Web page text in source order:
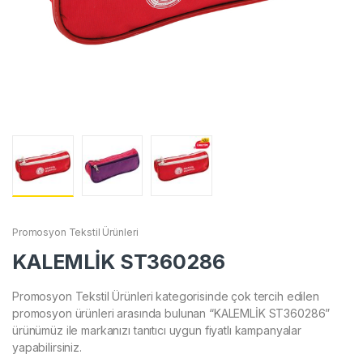
Promosyon Tekstil Ürünleri
KALEMLİK ST360286
Promosyon Tekstil Ürünleri kategorisinde çok tercih edilen
promosyon ürünleri arasında bulunan “KALEMLİK ST360286”
ürünümüz ile markanızı tanıtıcı uygun fiyatlı kampanyalar
yapabilirsiniz.